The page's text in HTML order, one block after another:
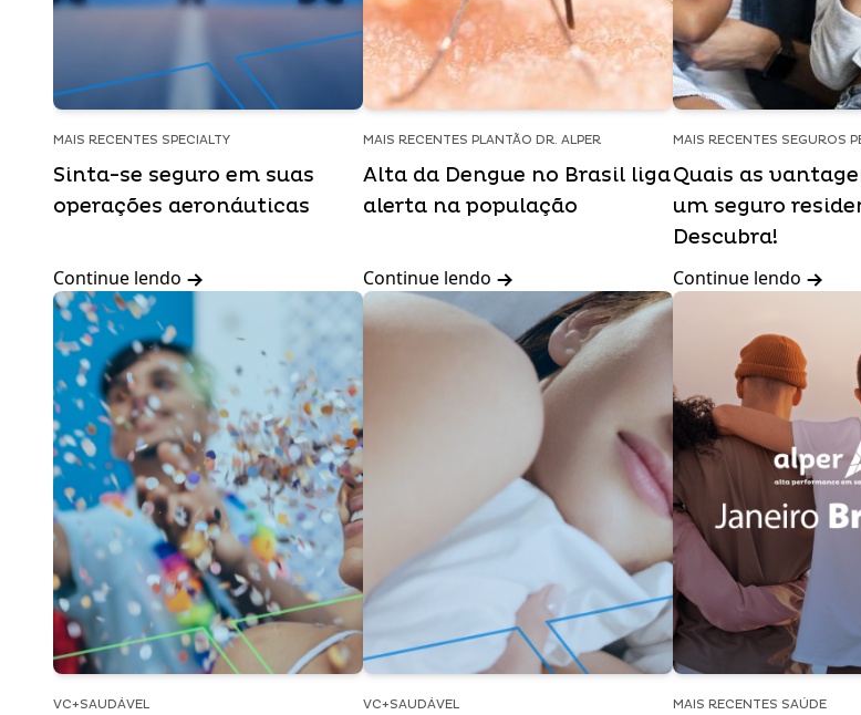
MAIS RECENTES SPECIALTY
Sinta-se seguro em suas
operações aeronáuticas
Continue lendo
MAIS RECENTES PLANTÃO DR. ALPER
Alta da Dengue no Brasil liga
alerta na população
Continue lendo
MAIS RECENTES SEGUROS
Quais as
um seguro
Descubra!
Continue lendo
VC+SAUDÁVEL VC+SAUDÁVEL MAIS RECENTES SAÚDE